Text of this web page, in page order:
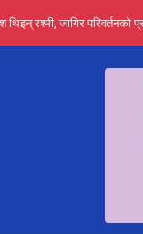
तर अब कम्पनी नबुझी दर्ता हुँदैन
मौन, पद सकिएपछि महाप्रसाद
‘कन्सर्न’, प्रवक्ता भन्छन्-
थिइन् रश्मी, जागिर